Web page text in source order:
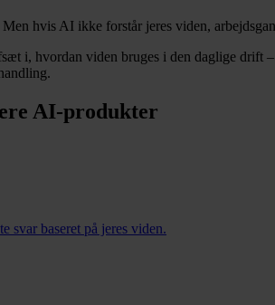
hvis AI ikke forstår jeres viden,
i, hvordan viden bruges i den daglige drift
AI-produkter
svar baseret på jeres viden.